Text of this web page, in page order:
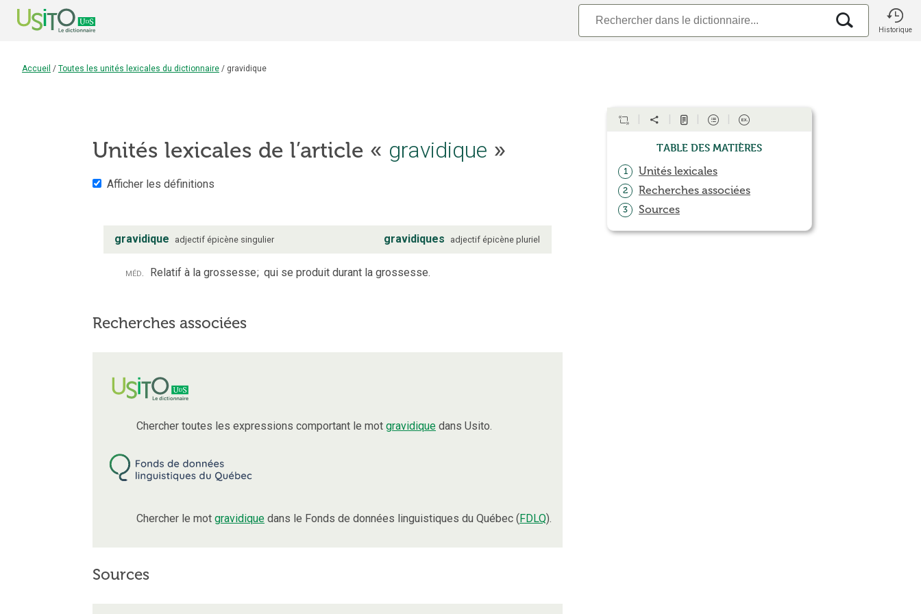
Historique
Accueil / Toutes les unités lexicales du dictionnaire / gravidique
Unités lexicales de l’article « gravidique »
Afficher les définitions
gravidique adjectif épicène singulier gravidiques adjectif épicène pluriel
méd. Relatif à la grossesse; qui se produit durant la grossesse.
Recherches associées
Chercher toutes les expressions comportant le mot gravidique dans Usito.
Chercher le mot gravidique dans le Fonds de données linguistiques du Québec (FDLQ).
Sources
Table des matières
1 Unités lexicales
2 Recherches associées
3 Sources